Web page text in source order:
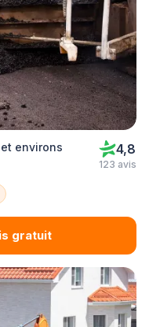
environs 4,8
123 avis
gratuit